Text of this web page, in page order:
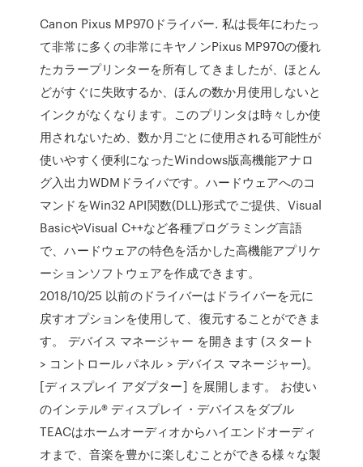
Canon Pixus MP970ドライバー. 私は長年にわたっ
て非常に多くの非常にキヤノンPixus MP970の優れ
たカラープリンターを所有してきましたが、ほとん
どがすぐに失敗するか、ほんの数か月使用しないと
インクがなくなります。このプリンタは時々しか使
用されないため、数か月ごとに使用される可能性が
使いやすく便利になったWindows版高機能アナロ
グ入出力WDMドライバです。ハードウェアへのコ
マンドをWin32 API関数(DLL)形式でご提供、Visual
BasicやVisual C++など各種プログラミング言語
で、ハードウェアの特色を活かした高機能アプリケ
ーションソフトウェアを作成できます。
2018/10/25 以前のドライバーはドライバーを元に
戻すオプションを使用して、復元することができま
す。 デバイス マネージャー を開きます (スタート
> コントロール パネル > デバイス マネージャー)。
[ディスプレイ アダプター] を展開します。 お使い
のインテル® ディスプレイ・デバイスをダブル
TEACはホームオーディオからハイエンドオーディ
オまで、音楽を豊かに楽しむことができる様々な製